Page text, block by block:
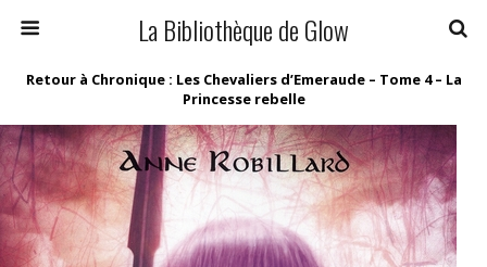
La Bibliothèque de Glow
Retour à Chronique : Les Chevaliers d’Emeraude – Tome 4 – La
Princesse rebelle